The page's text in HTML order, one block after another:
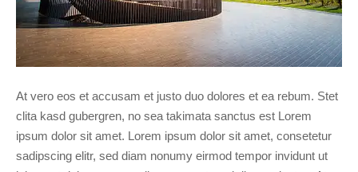
At vero eos et accusam et justo duo dolores et ea rebum. Stet
clita kasd gubergren, no sea takimata sanctus est Lorem
ipsum dolor sit amet. Lorem ipsum dolor sit amet, consetetur
sadipscing elitr, sed diam nonumy eirmod tempor invidunt ut